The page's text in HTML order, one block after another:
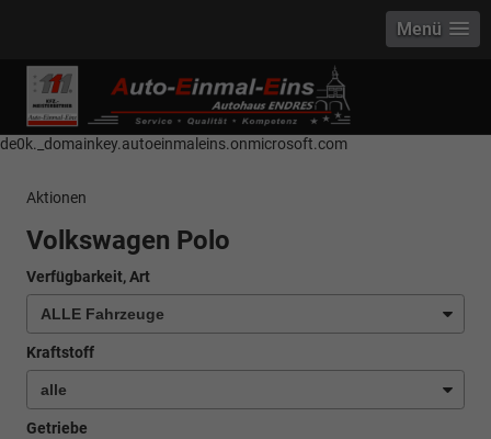
------------ Host Name : selector1._domainkey Points to address or value:
selector1-aee-de0k._domainkey.autoeinmaleins.onmicrosoft.com Host
Name : selector2._domainkey Points to address or value: selector2-aee-
de0k._domainkey.autoeinmaleins.onmicrosoft.com
Menü
Aktionen
Volkswagen Polo
Verfügbarkeit, Art
Kraftstoff
Getriebe